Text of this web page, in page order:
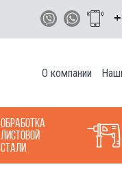
О компании
Обработка
листовой
стали